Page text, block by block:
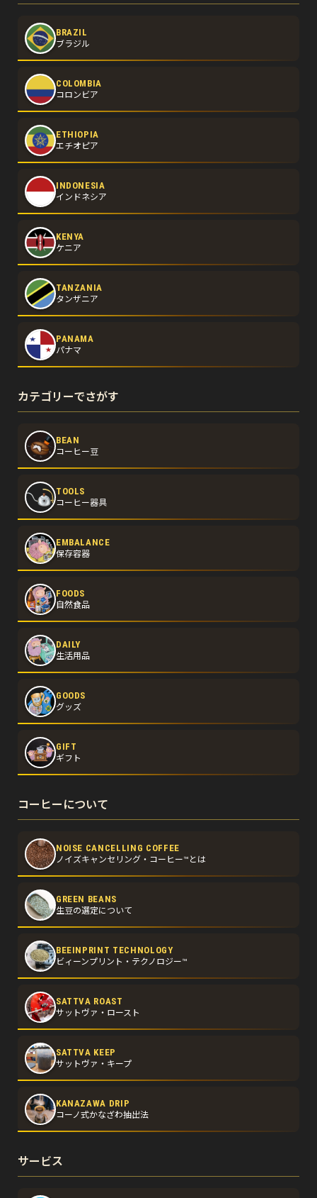
BRAZIL
ブラジル
COLOMBIA
コロンビア
ETHIOPIA
エチオピア
INDONESIA
インドネシア
KENYA
ケニア
TANZANIA
タンザニア
PANAMA
パナマ
カテゴリーでさがす
BEAN
コーヒー豆
TOOLS
コーヒー器具
EMBALANCE
保存容器
FOODS
自然食品
DAILY
生活用品
GOODS
グッズ
GIFT
ギフト
コーヒーについて
NOISE CANCELLING COFFEE
ノイズキャンセリング・コーヒー™とは
GREEN BEANS
生豆の選定について
BEEINPRINT TECHNOLOGY
ビィーンプリント・テクノロジー™
SATTVA ROAST
サットヴァ・ロースト
SATTVA KEEP
サットヴァ・キープ
KANAZAWA DRIP
コーノ式かなざわ抽出法
サービス